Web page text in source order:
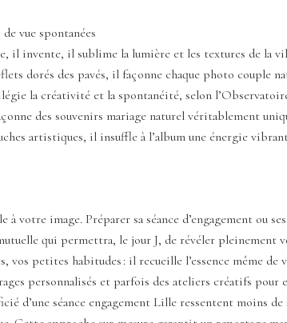
vue spontanées
il invente, il sublime la lumière et les textures de la
dorés des pavés, il façonne chaque photo couple
la créativité et la spontanéité, selon
des souvenirs mariage naturel véritablement
artistiques, il insuffle à l’album une énergie
image. Préparer sa séance d’engagement ou
qui permettra, le jour J, de révéler pleinement
petites habitudes : il recueille l’essence même
personnalisés et parfois des ateliers créatifs pour
d’une séance engagement Lille ressentent moins